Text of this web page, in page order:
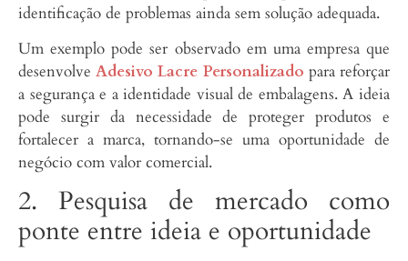
identificação de problemas ainda sem solução adequada.
Um exemplo pode ser observado em uma empresa que
desenvolveAdesivo Lacre Personalizado para reforçar
a segurança e a identidade visual de embalagens. A ideia
pode surgir da necessidade de proteger produtos e
fortalecer a marca, tornando-se uma oportunidade de
negócio com valor comercial.
2. Pesquisa de mercado como
ponte entre ideia e oportunidade